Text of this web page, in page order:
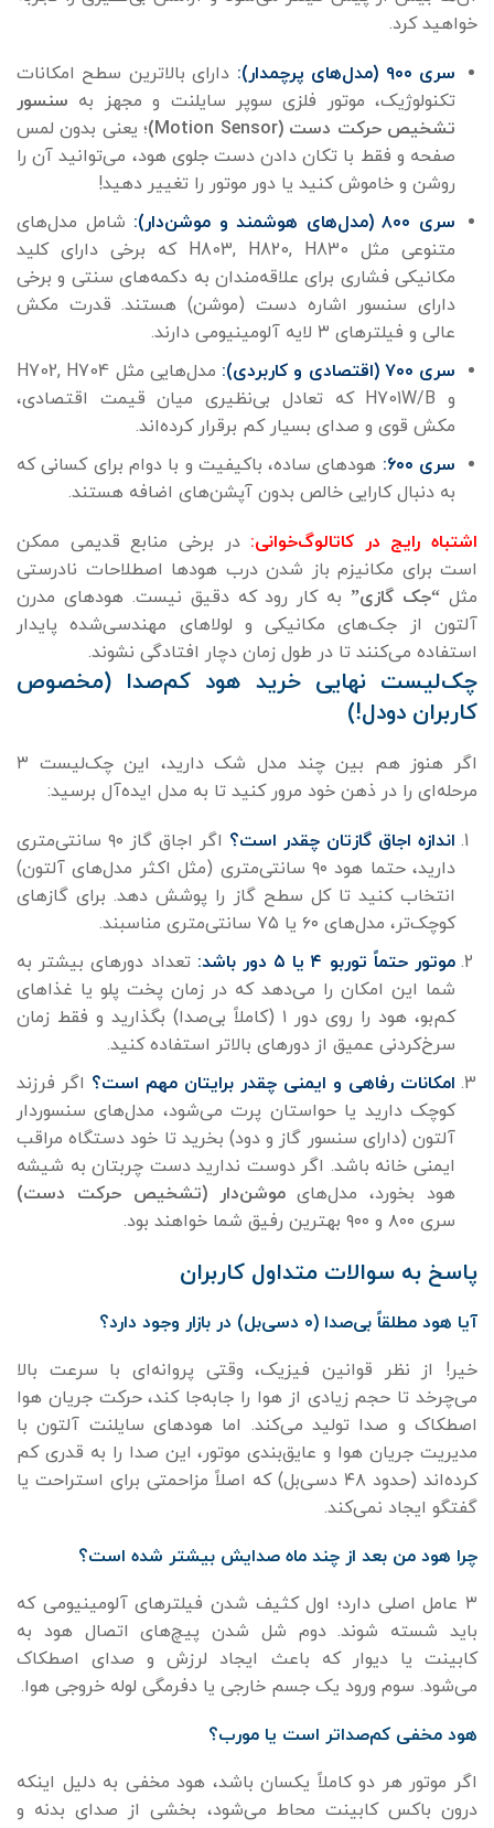
خواهید کرد.
سری ۹۰۰ (مدل‌های پرچمدار):
دارای بالاترین سطح امکانات
تکنولوژیک، موتور فلزی سوپر سایلنت و مجهز به سنسور
تشخیص حرکت دست (Motion Sensor)
؛ یعنی بدون لمس
صفحه و فقط با تکان دادن دست جلوی هود، می‌توانید آن را
روشن و خاموش کنید یا دور موتور را تغییر دهید!
سری ۸۰۰ (مدل‌های هوشمند و موشن‌دار):
شامل مدل‌های
متنوعی مثل H803, H820, H830 که برخی دارای کلید
مکانیکی فشاری برای علاقه‌مندان به دکمه‌های سنتی و برخی
دارای سنسور اشاره دست (موشن) هستند. قدرت مکش
عالی و فیلترهای ۳ لایه آلومینیومی دارند.
سری ۷۰۰ (اقتصادی و کاربردی):
مدل‌هایی مثل H702, H704
و H701W/B که تعادل بی‌نظیری میان قیمت اقتصادی،
مکش قوی و صدای بسیار کم برقرار کرده‌اند.
سری ۶۰۰:
هودهای ساده، باکیفیت و با دوام برای کسانی که
به دنبال کارایی خالص بدون آپشن‌های اضافه هستند.
اشتباه رایج در کاتالوگ‌خوانی: در برخی منابع قدیمی ممکن
است برای مکانیزم باز شدن درب هودها اصطلاحات نادرستی
مثل “جک گازی”به کار رود که دقیق نیست. هودهای مدرن
آلتون از جک‌های مکانیکی و لولاهای مهندسی‌شده پایدار
استفاده می‌کنند تا در طول زمان دچار افتادگی نشوند.
چک‌لیست نهایی خرید هود کم‌صدا (مخصوص
کاربران دو‌دل!)
اگر هنوز هم بین چند مدل شک دارید، این چک‌لیست ۳
مرحله‌ای را در ذهن خود مرور کنید تا به مدل ایده‌آل برسید:
اندازه اجاق گازتان چقدر است؟
اگر اجاق گاز ۹۰ سانتی‌متری
دارید، حتما هود ۹۰ سانتی‌متری (مثل اکثر مدل‌های آلتون)
انتخاب کنید تا کل سطح گاز را پوشش دهد. برای گازهای
کوچک‌تر، مدل‌های ۶۰ یا ۷۵ سانتی‌متری مناسبند.
موتور حتماً توربو ۴ یا ۵ دور باشد:
تعداد دورهای بیشتر به
شما این امکان را می‌دهد که در زمان پخت پلو یا غذاهای
کم‌بو، هود را روی دور ۱ (کاملاً بی‌صدا) بگذارید و فقط زمان
سرخ‌کردنی عمیق از دورهای بالاتر استفاده کنید.
امکانات رفاهی و ایمنی چقدر برایتان مهم است؟ اگر فرزند
کوچک دارید یا حواستان پرت می‌شود، مدل‌های سنسوردار
آلتون (دارای سنسور گاز و دود) بخرید تا خود دستگاه مراقب
ایمنی خانه باشد. اگر دوست ندارید دست چربتان به شیشه
هود بخورد، مدل‌هایموشن‌دار (تشخیص حرکت دست)
سری ۸۰۰ و ۹۰۰ بهترین رفیق شما خواهند بود.
پاسخ به سوالات متداول کاربران
آیا هود مطلقاً بی‌صدا (۰ دسی‌بل) در بازار وجود دارد؟
خیر! از نظر قوانین فیزیک، وقتی پروانه‌ای با سرعت بالا
می‌چرخد تا حجم زیادی از هوا را جابه‌جا کند، حرکت جریان هوا
اصطکاک و صدا تولید می‌کند. اما هودهای سایلنت آلتون با
مدیریت جریان هوا و عایق‌بندی موتور، این صدا را به قدری کم
کرده‌اند (حدود ۴۸ دسی‌بل) که اصلاً مزاحمتی برای استراحت یا
گفتگو ایجاد نمی‌کند.
چرا هود من بعد از چند ماه صدایش بیشتر شده است؟
۳ عامل اصلی دارد؛ اول کثیف شدن فیلترهای آلومینیومی که
باید شسته شوند. دوم شل شدن پیچ‌های اتصال هود به
کابینت یا دیوار که باعث ایجاد لرزش و صدای اصطکاک
می‌شود. سوم ورود یک جسم خارجی یا دفرمگی لوله خروجی هوا.
هود مخفی کم‌صداتر است یا مورب؟
اگر موتور هر دو کاملاً یکسان باشد، هود مخفی به دلیل اینکه
درون باکس کابینت محاط می‌شود، بخشی از صدای بدنه و